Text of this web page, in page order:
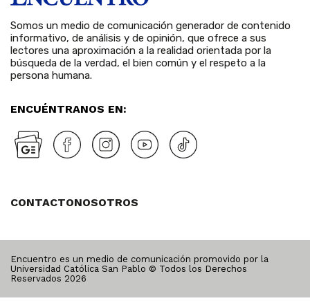
Somos un medio de comunicación generador de contenido
informativo, de análisis y de opinión, que ofrece a sus
lectores una aproximación a la realidad orientada por la
búsqueda de la verdad, el bien común y el respeto a la
persona humana.
ENCUÉNTRANOS EN:
CONTACTONOSOTROS
Encuentro es un medio de comunicación promovido por la
Universidad Católica San Pablo © Todos los Derechos
Reservados 2026